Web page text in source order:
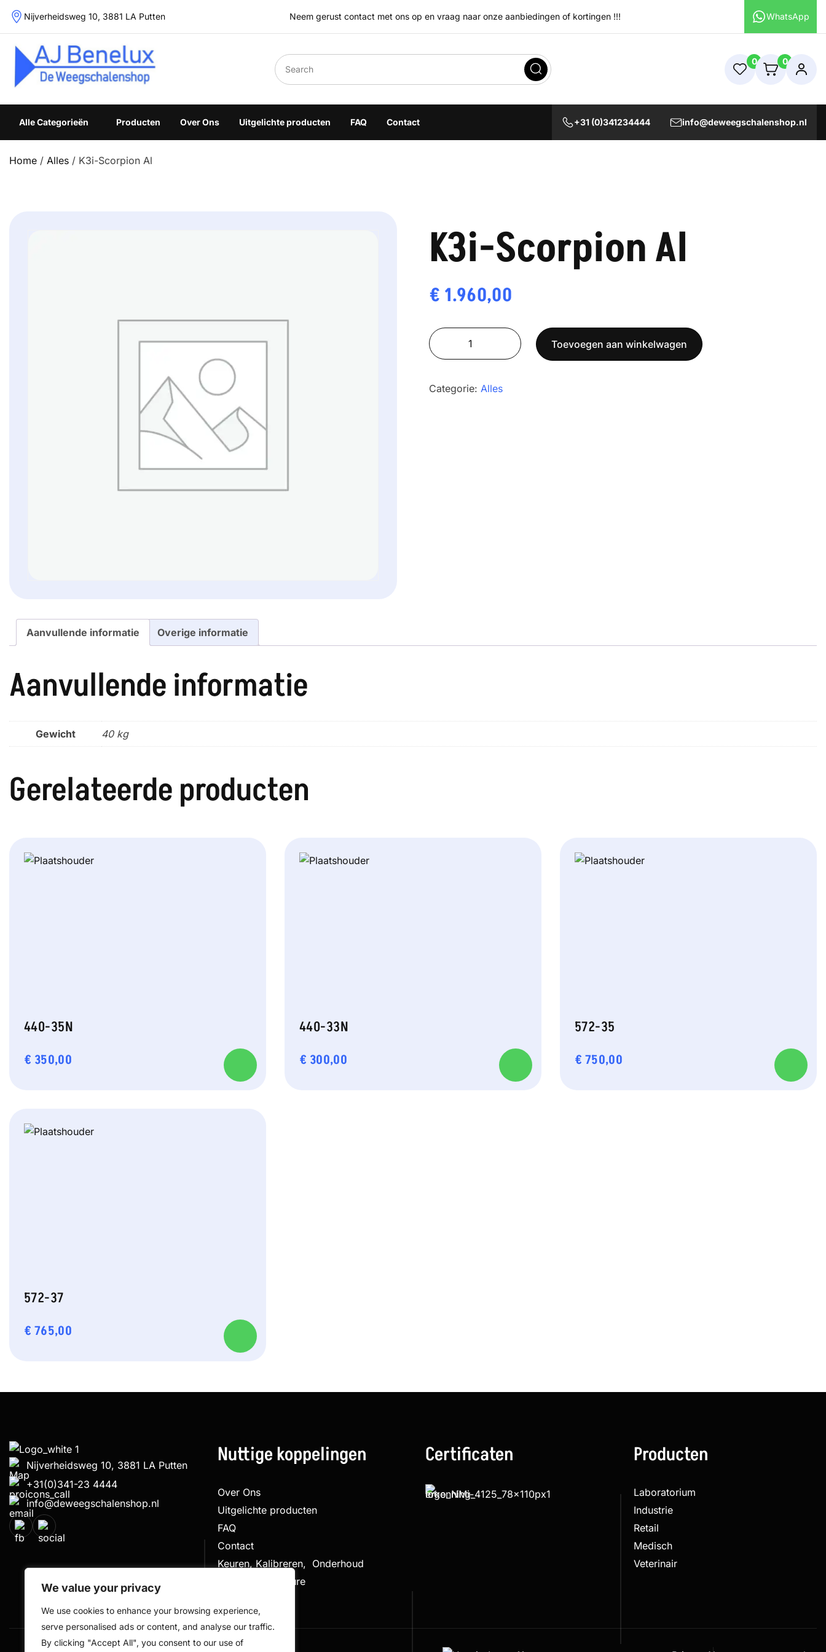
We value your privacy
We use cookies to enhance your browsing experience,
serve personalised ads or content, and analyse our traffic.
By clicking "Accept All", you consent to our use of
Skip
Nijverheidsweg 10, 3881 LA Putten Neem gerust contact met ons op en vraag naar onze aanbiedingen of kortingen !!! WhatsApp
Weegschalenshop | Precisieweegschalen & Industriële Weegoplossingen
0 0
Alle Categorieën Producten Over Ons Uitgelichte producten FAQ Contact +31 (0)341234444 info@deweegschalenshop.nl
Home / Alles / K3i-Scorpion Al
K3i-Scorpion Al
€ 1.960,00
K3i-
Scorpion
aantal
Toevoegen aan winkelwagen
Categorie:Alles
Aanvullende informatie Overige informatie
Aanvullende informatie
Gewicht 40 kg
Gerelateerde producten
440-35N
€ 350,00
440-33N
€ 300,00
572-35
€ 750,00
572-37
€ 765,00
Nijverheidsweg 10, 3881 LA Putten
+31(0)341-23 4444
info@deweegschalenshop.nl
Nuttige koppelingen
Over Ons
Uitgelichte producten
FAQ
Contact
Keuren, Kalibreren, Onderhoud
Klachtenprocedure
Certificaten Producten
Laboratorium
Industrie
Retail
Medisch
Veterinair